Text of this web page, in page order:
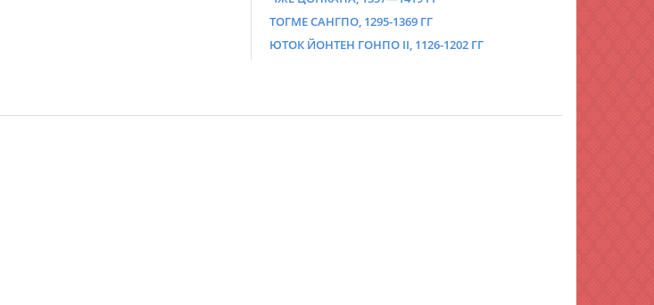
ТОГМЕ САНГПО, 1295-1369 ГГ
ЮТОК ЙОНТЕН ГОНПО II, 1126-1202 ГГ